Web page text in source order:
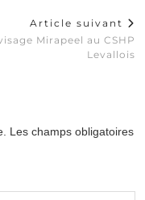
Article suivant
Mirapeel au CSHP
Levallois
Les champs obligatoires